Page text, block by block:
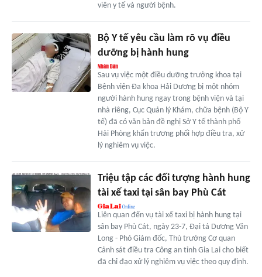
viên y tế và người bệnh.
Bộ Y tế yêu cầu làm rõ vụ điều
dưỡng bị hành hung
Sau vụ việc một điều dưỡng trưởng khoa tại
Bệnh viện Đa khoa Hải Dương bị một nhóm
người hành hung ngay trong bệnh viện và tại
nhà riêng, Cục Quản lý Khám, chữa bệnh (Bộ Y
tế) đã có văn bản đề nghị Sở Y tế thành phố
Hải Phòng khẩn trương phối hợp điều tra, xử
lý nghiêm vụ việc.
Triệu tập các đối tượng hành hung
tài xế taxi tại sân bay Phù Cát
Liên quan đến vụ tài xế taxi bị hành hung tại
sân bay Phù Cát, ngày 23-7, Đại tá Dương Văn
Long - Phó Giám đốc, Thủ trưởng Cơ quan
Cảnh sát điều tra Công an tỉnh Gia Lai cho biết
đã chỉ đạo xử lý nghiêm vụ việc theo quy định.